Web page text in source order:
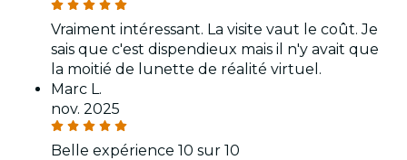
Vraiment intéressant. La visite vaut le coût. Je
sais que c'est dispendieux mais il n'y avait que
la moitié de lunette de réalité virtuel.
Marc L.
nov. 2025
Belle expérience 10 sur 10